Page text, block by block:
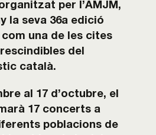
per l’AMJM,
la seva 36a edició
una de les cites
del
català.
al 17 d’octubre, el
17 concerts a
poblacions de